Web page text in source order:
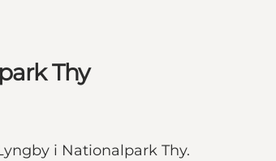
Thy
i Nationalpark Thy.